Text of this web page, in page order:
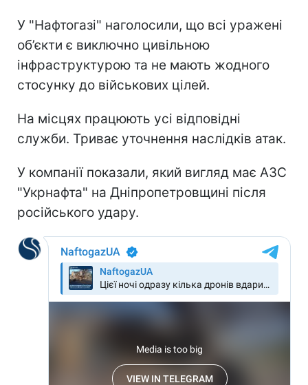
У "Нафтогазі" наголосили, що всі уражені
об’єкти є виключно цивільною
інфраструктурою та не мають жодного
стосунку до військових цілей.
На місцях працюють усі відповідні
служби. Триває уточнення наслідків атак.
У компанії показали, який вигляд має АЗС
"Укрнафта" на Дніпропетровщині після
російського удару.